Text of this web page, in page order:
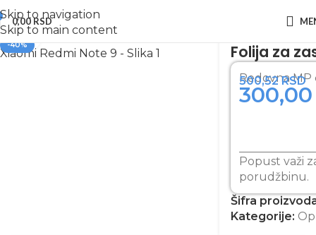
Skip to navigation
Skip to main content
0,00RSD
Zaštitna stakla za telefon Zaštitno staklo za Xiaomi
-40%
Zumiraj sliku
Folija za
Redovna MP
500,52RSD
Popust važi
porudžbinu.
Šifra
Kategorije: